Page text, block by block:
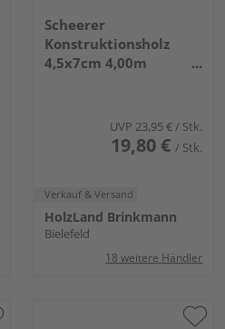
Scheerer
Konstruktionsholz
4,5x7cm 4,00m
UVP 23,95 € / Stk.
19,80 € / Stk.
Verkauf & Versand
HolzLand Brinkmann
Bielefeld
18 weitere Händler